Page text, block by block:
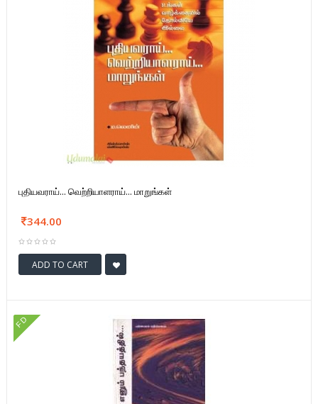
புதியவராய்... வெற்றியாளராய்... மாறுங்கள்
344.00
ADD TO CART
FD